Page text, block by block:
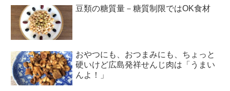
豆類の糖質量－糖質制限ではOK食材
おやつにも、おつまみにも、ちょっと
硬いけど広島発祥せんじ肉は「うまい
んよ！」